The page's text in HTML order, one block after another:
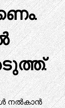
നൽകാൻ